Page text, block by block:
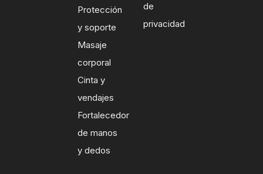
Protección
y soporte
Masaje
corporal
Cinta y
vendajes
Fortalecedor
de manos
y dedos
de
privacidad